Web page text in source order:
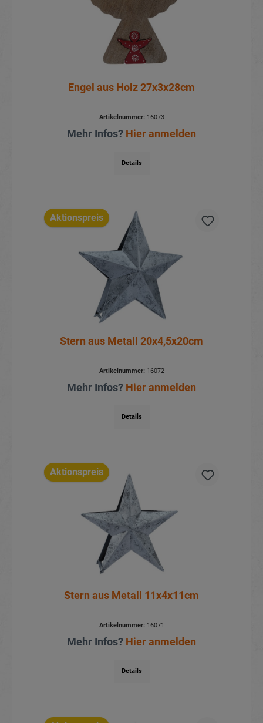
Engel aus Holz 27x3x28cm
Artikelnummer:16073
Mehr Infos? Hier anmelden
Details
Aktionspreis
Stern aus Metall 20x4,5x20cm
Artikelnummer:16072
Mehr Infos? Hier anmelden
Details
Aktionspreis
Stern aus Metall 11x4x11cm
Artikelnummer:16071
Mehr Infos? Hier anmelden
Details